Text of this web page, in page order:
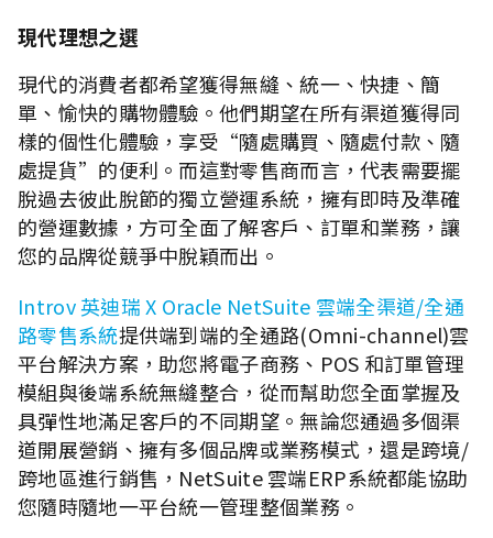
現代理想之選
現代的消費者都希望獲得無縫、統一、快捷、簡
單、愉快的購物體驗。他們期望在所有渠道獲得同
樣的個性化體驗，享受“隨處購買、隨處付款、隨
處提貨”的便利。而這對零售商而言，代表需要擺
脫過去彼此脫節的獨立營運系統，擁有即時及準確
的營運數據，方可全面了解客戶、訂單和業務，讓
您的品牌從競爭中脫穎而出。
Introv 英迪瑞 X Oracle NetSuite 雲端全渠道/全通
路零售系統提供端到端的全通路(Omni-channel)雲
平台解決方案，助您將電子商務、POS 和訂單管理
模組與後端系統無縫整合，從而幫助您全面掌握及
具彈性地滿足客戶的不同期望。無論您通過多個渠
道開展營銷、擁有多個品牌或業務模式，還是跨境/
跨地區進行銷售，NetSuite 雲端ERP系統都能協助
您隨時隨地一平台統一管理整個業務。